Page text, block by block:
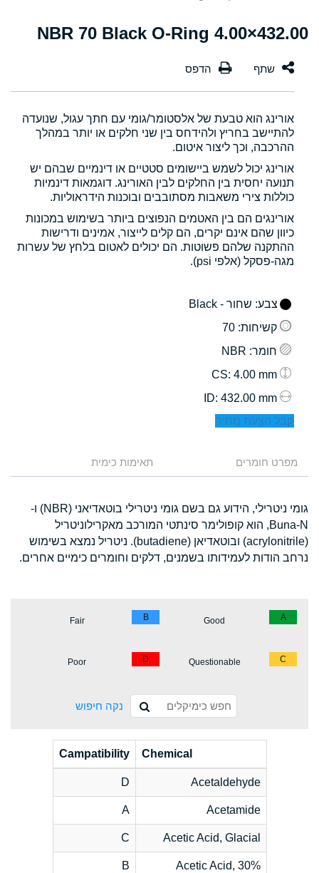
432.00×4.00 NBR 70 Black O-Ring
אורינג הוא טבעת של אלסטומר/גומי עם חתך עגול, שנועדה
להתיישב בחריץ ולהידחס בין שני חלקים או יותר במהלך
ההרכבה, וכך ליצור איטום.
אורינג יכול לשמש ביישומים סטטיים או דינמיים שבהם יש
תנועה יחסית בין החלקים לבין האורינג. דוגמאות דינמיות
כוללות צירי משאבות מסתובבים ובוכנות הידראוליות.
אורינגים הם בין האטמים הנפוצים ביותר בשימוש במכונות
כיוון שהם אינם יקרים, הם קלים לייצור, אמינים ודרישות
ההתקנה שלהם פשוטות. הם יכולים לאטום בלחץ של עשרות
מגה-פסקל (אלפי psi).
צבע: שחור - Black
קשיחות: 70
חומר: NBR
: 4.00 mm
: 432.00 mm
קבל הצעת מחיר
מפרט חומרים תאימות כימית
גומי ניטרילי, הידוע גם בשם גומי ניטרילי בוטאדיאני (NBR) ו-
Buna-N, הוא קופולימר סינתטי המורכב מאקרילוניטריל
(acrylonitrile) ובוטאדיאן (butadiene). ניטריל נמצא בשימוש
נרחב הודות לעמידותו בשמנים, דלקים וחומרים כימיים אחרים.
A
Good
B
Fair
C
Questionable
D
Poor
נקה חיפוש
Chemical
Campatibility
Acetaldehyde
D
Acetamide
A
Acetic Acid, Glacial
C
Acetic Acid, 30%
B